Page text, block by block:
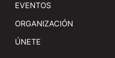
EVENTOS
ORGANIZACIÓN
ÚNETE